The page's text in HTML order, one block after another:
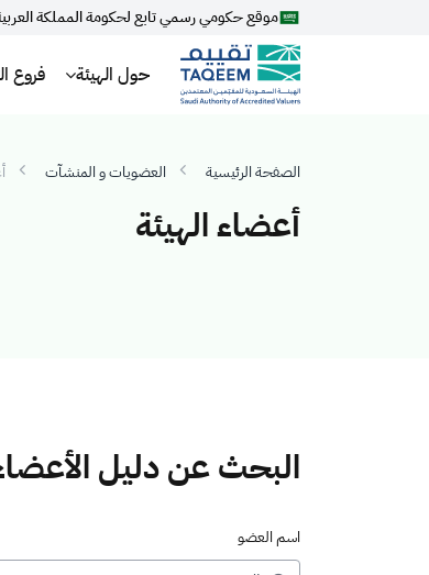
موقع حكومي رسمي تابع لحكومة المملكة
حول الهيئة فروع
الصفحة الرئيسية العضويات و المنشآت
أعضاء الهيئة
البحث عن دليل
اسم العضو